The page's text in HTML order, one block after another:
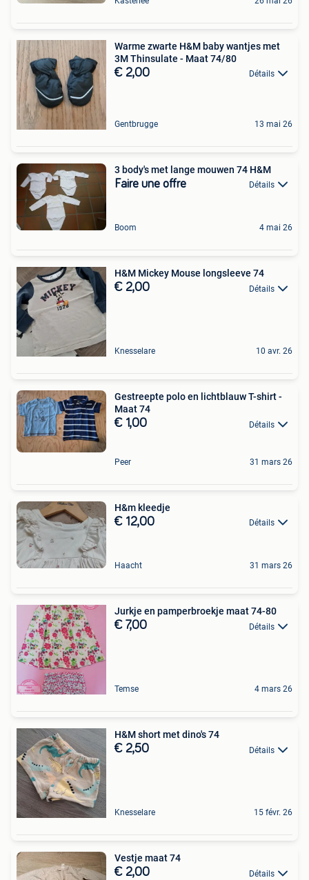
Warme zwarte H&M baby wantjes met
3M Thinsulate - Maat 74/80
€ 2,00 Détails
Gentbrugge 13 mai 26
3 body's met lange mouwen 74 H&M
Faire une offre Détails
Boom 4 mai 26
H&M Mickey Mouse longsleeve 74
€ 2,00 Détails
Knesselare 10 avr. 26
Gestreepte polo en lichtblauw T-shirt -
Maat 74
€ 1,00 Détails
Peer 31 mars 26
H&m kleedje
€ 12,00 Détails
Haacht 31 mars 26
Jurkje en pamperbroekje maat 74-80
€ 7,00 Détails
Temse 4 mars 26
H&M short met dino's 74
€ 2,50 Détails
Knesselare 15 févr. 26
Vestje maat 74
€ 2,00 Détails